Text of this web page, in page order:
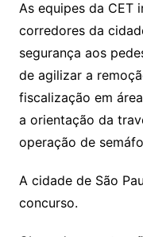
As equipes da CET
corredores da
segurança aos
de agilizar a
fiscalização em
a orientação da
operação de
A cidade de São
concurso.